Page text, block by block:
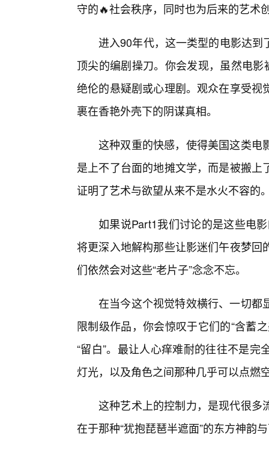
守的🔥社会秩序，同时也为后来的艺术
进入90年代，这一类型的电影达
顶尖的编剧操刀。你会发现，虽然电
绝伦的悬疑剧或心理剧。观众在享受
裹在香艳外壳下的阴谋真相。
这种双重的快感，使得美国这类电
是上不了台面的地摊文学，而是被搬
证明了艺术与欲望从来不是水火不容的
如果说Part1我们讨论的是这些电
将更深入地解构那些让影迷们午夜梦
们依然会对这些“老片子”念念不忘。
在当今这个视觉特效横行、一切都
限制级作品，你会惊叹于它们的“含蓄
“留白”。最让人心痒难耐的往往不是
灯光，以及角色之间那种几乎可以点燃
这种艺术上的控制力，是现代很多
在于那种“犹抱琵琶半遮面”的东方神韵